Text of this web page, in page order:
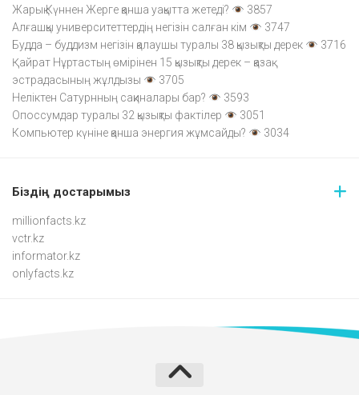
Жарық Күннен Жерге қанша уақытта жетеді?
3857
Алғашқы университеттердің негізін салған кім
3747
Будда – буддизм негізін қалаушы туралы 38 қызықты дерек
3716
Қайрат Нұртастың өмірінен 15 қызықты дерек – қазақ
эстрадасының жұлдызы
3705
Неліктен Сатурнның сақиналары бар?
3593
Опоссумдар туралы 32 қызықты фактілер
3051
Компьютер күніне қанша энергия жұмсайды?
3034
Біздің достарымыз
millionfacts.kz
vctr.kz
informator.kz
onlyfacts.kz